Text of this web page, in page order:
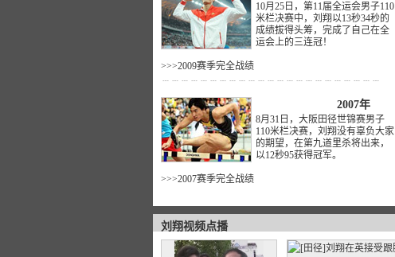
10月25日，第11届全运会男子110
米栏决赛中，刘翔以13秒34秒的
成绩拔得头筹，完成了自己在全
运会上的三连冠！
>>>2009赛季完全战绩
﹍﹍﹍﹍﹍﹍﹍﹍﹍﹍﹍﹍﹍﹍﹍﹍﹍﹍﹍﹍﹍﹍﹍
2007年
8月31日，大阪田径世锦赛男子
110米栏决赛，刘翔没有辜负大家
的期望，在第九道里杀将出来，
以12秒95获得冠军。
>>>2007赛季完全战绩
刘翔视频点播